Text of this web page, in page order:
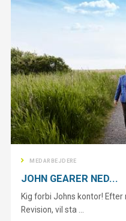
MEDARBEJDERE
JOHN GEARER NED...
Kig forbi Johns kontor!
Revision, vil sta ...